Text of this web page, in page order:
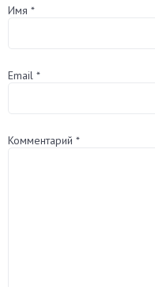
Имя *
Email *
Комментарий *